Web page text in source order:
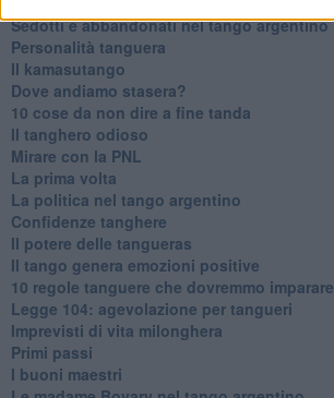
Sedotti e abbandonati nel tango argentino
Personalità tanguera
Il kamasutango
Dove andiamo stasera?
10 cose da non dire a fine tanda
Il tanghero odioso
Mirare con la PNL
La prima volta
La politica nel tango argentino
Confidenze tanghere
Il potere delle tangueras
Il tango genera emozioni positive
10 regole tanguere che dovremmo imparare
Legge 104: agevolazione per tangueri
Imprevisti di vita milonghera
Primi passi
I buoni maestri